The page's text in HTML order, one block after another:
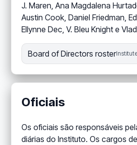
J. Maren, Ana Magdalena
Austin Cook, Daniel Friedman,
Ellynne Dec, V. Bleu Knight e
Board of Directors roster
Oficiais
Os oficiais são responsáveis
diárias do Instituto. Os cargos